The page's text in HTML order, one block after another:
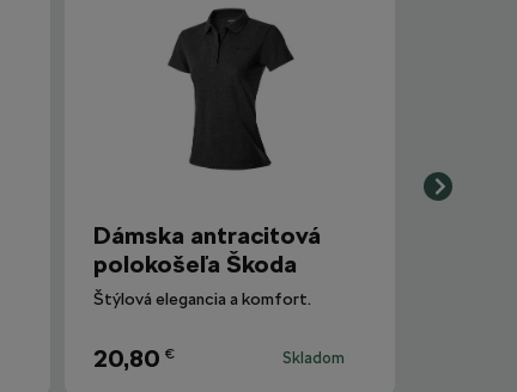
Dámska antracitová
polokošeľa Škoda
Štýlová elegancia a komfort.
20,80 € Skladom